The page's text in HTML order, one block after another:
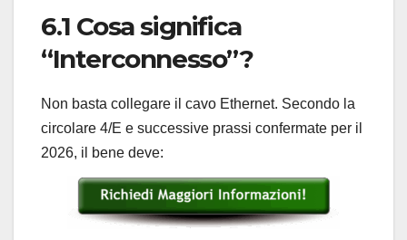
6.1 Cosa significa
“Interconnesso”?
Non basta collegare il cavo Ethernet. Secondo la
circolare 4/E e successive prassi confermate per il
2026, il bene deve: